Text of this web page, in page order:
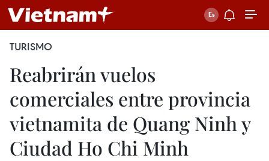
TURISMO
Reabrirán vuelos
comerciales entre provincia
vietnamita de Quang Ninh y
Ciudad Ho Chi Minh